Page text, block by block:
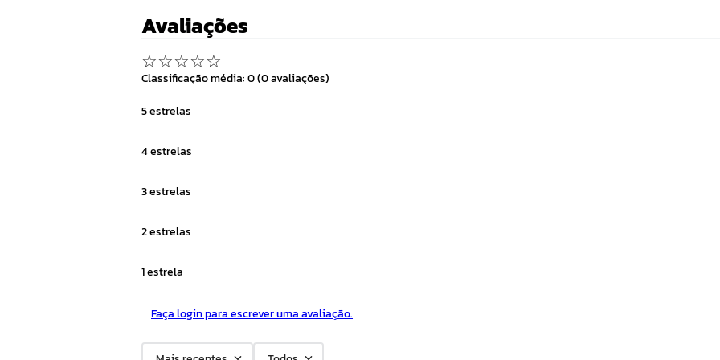
Avaliações
☆☆☆☆☆
Classificação média: 0(0 avaliações)
5 estrelas
4 estrelas
3 estrelas
2 estrelas
1 estrela
Faça login para escrever uma avaliação.